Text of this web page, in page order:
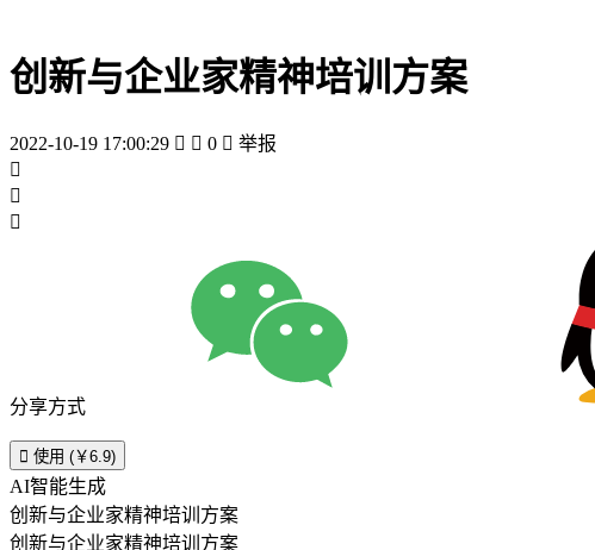
创新与企业家精神培训方案
2022-10-19 17:00:29   0  举报



分享方式
 使用 (￥6.9)
AI智能生成
创新与企业家精神培训方案
创新与企业家精神培训方案